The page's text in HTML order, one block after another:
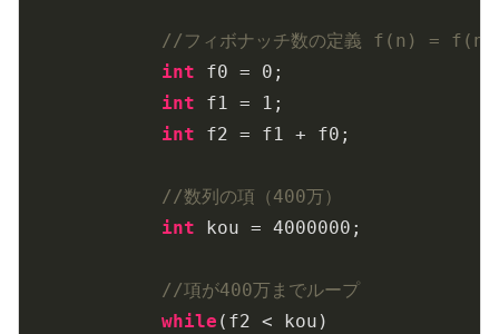
//フィボナッチ数の定義 f(n) =
int f0 = 0 ;
int f1 = 1 ;
int f2 = f1 + f0;
//数列の項（400万）
int kou = 4000000 ;
//項が400万までループ
while (f2 < kou)